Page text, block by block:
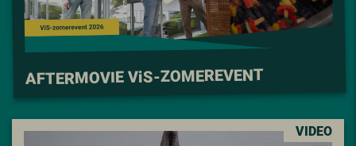
AFTERMOVIE ViS-ZOMEREVENT
VIDEO